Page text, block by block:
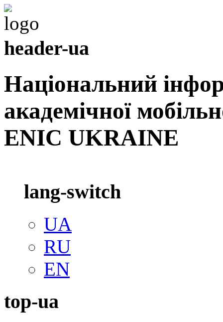
header-ua
Національний
академічної
ENIC UKRAINE
lang-switch
UA
RU
EN
top-ua